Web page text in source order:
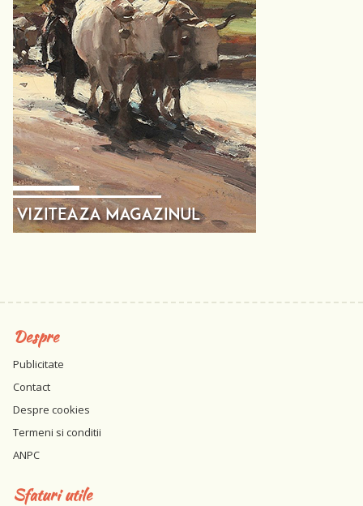
Despre
Publicitate
Contact
Despre cookies
Termeni si conditii
ANPC
Sfaturi utile